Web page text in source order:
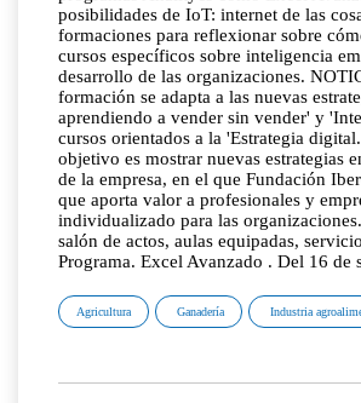
posibilidades de IoT: internet de las
formaciones para reflexionar sobre
cursos específicos sobre inteligencia
desarrollo de las organizaciones.
formación se adapta a las nuevas
aprendiendo a vender sin vender' y
cursos orientados a la 'Estrategia
objetivo es mostrar nuevas estrategias
de la empresa, en el que Fundación
que aporta valor a profesionales y
individualizado para las
salón de actos, aulas equipadas,
Programa. Excel Avanzado . Del 16 de
Agricultura Ganadería Industria